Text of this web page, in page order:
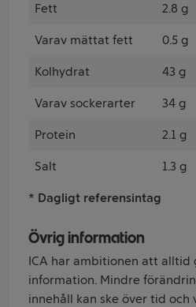
Fett 2.8 g
Varav mättat fett 0.5 g
Kolhydrat 43 g
Varav sockerarter 34 g
Protein 2.1 g
Salt 1.3 g
* Dagligt referensintag
Övrig information
ICA har ambitionen att alltid
information. Mindre
innehåll kan ske över tid